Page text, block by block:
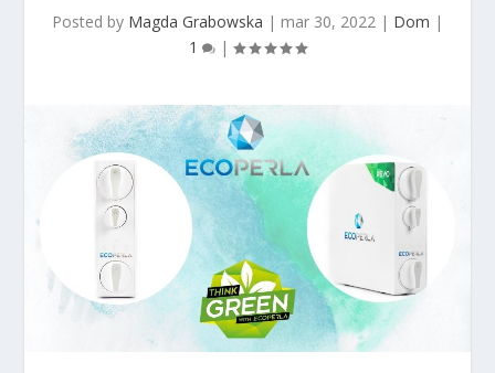
Posted by Magda Grabowska | mar 30, 2022 | Dom |
1
|